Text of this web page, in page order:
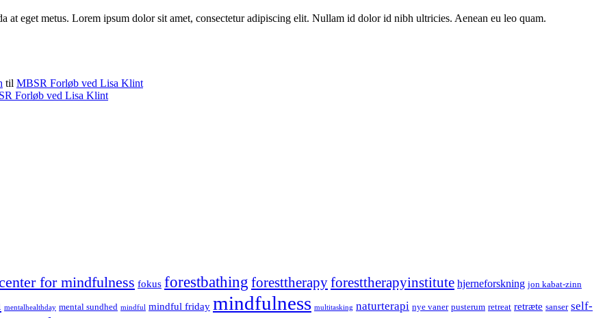
at eget metus. Lorem ipsum dolor sit amet, consectetur adipiscing elit. Nullam id dolor id nibh ultricies. Aenean eu leo quam.
til MBSR Forløb ved Lisa Klint
Forløb ved Lisa Klint
for mindfulness fokus forestbathing foresttherapyforesttherapyinstitute hjerneforskning jon kabat-zinn
mentalhealthday mental sundhed mindful mindful friday mindfulness multitasking naturterapi nye vaner pusterum retreat retræte sanser self-